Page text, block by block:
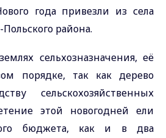
года привезли из села
района.
сельхозназначения, её
порядке, так как дерево
сельскохозяйственных
этой новогодней ели
бюджета, как и в два